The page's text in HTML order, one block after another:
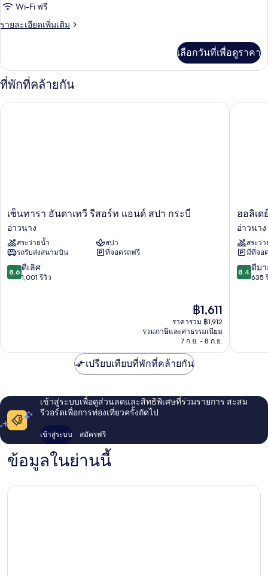
หลาย
เตียง
Wi-Fi ฟรี
รายละเอียดเพิ่มเติม
ราย
เกี่ยว
กับ
ห้อง
หลาย
เลือกวันที่เพื่อดูราคา
ที่พักที่คล้ายกัน
เซ็น
ทารา
อัน
ดา
เทวี
รีสอร์ท
แอนด์
เซ็นทารา อันดาเทวี รีสอร์ท แอนด์ สปา กระบี่
อ่าวนาง
สระว่ายน้ำ
สปา
รถรับส่งสนามบิน
ที่จอดรถฟรี
8.6
จาก
8.6 ดีเลิศ
1,001 รีวิว
ราคา
ปัจจุบัน
คือ
฿1,611
฿1,611
ราคารวม ฿1,912
รวมภาษีและค่าธรรมเนียม
7 ก.ย. - 8 ก.ย.
เซ็นทารา อันดาเทวี รีสอร์ท แอนด์ สปา กระบี่
ฮอ
ลิ
เดย์
อ่าว
นาง
บีช
รีสอร์ท
ฮอลิเด
อ่าวนาง
สระว่
มีที่จอ
8.4
จาก
8.4 ดีม
635
ฮอลิเดย์
เปรียบเทียบที่พักที่คล้ายกัน
เข้าสู่ระบบเพื่อดูส่วนลดและสิทธิพิเศษที่ร่วมรายการ สะสม
รีวอร์ดเพื่อการท่องเที่ยวครั้งถัดไป
เข้าสู่ระบบ สมัครฟรี
ข้อมูลในย่านนี้